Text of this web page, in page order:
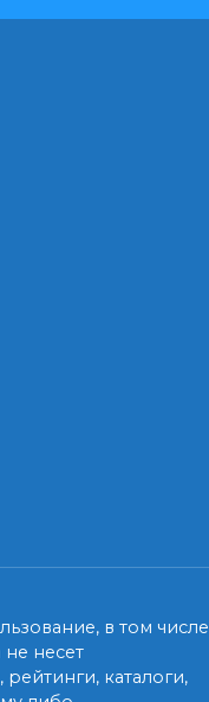
в том числе
несет
каталоги,